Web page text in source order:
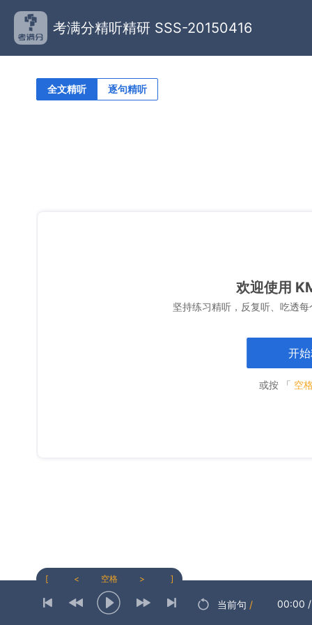
考满分精听精研 SSS-20150416
全文精听 逐句精听
欢迎使用
坚持练习精听，反复听、吃透
开
或按 「 空
[ < 空格 > ]
当前句 / 00:00 /